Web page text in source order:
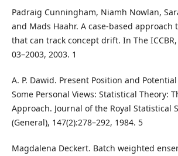
Padraig Cunningham, Niamh Nowlan,
and Mads Haahr. A case-based
that can track concept drift. In The
03–2003, 2003. 1
A. P. Dawid. Present Position and
Some Personal Views: Statistical Theory:
Approach. Journal of the Royal Statistical
(General), 147(2):278–292, 1984. 5
Magdalena Deckert. Batch weighted